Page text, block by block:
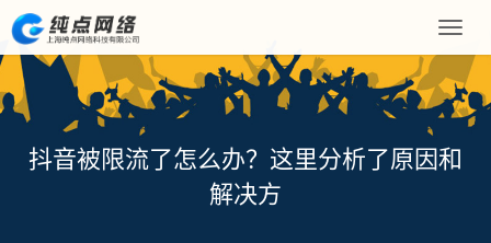
Toggle
抖音被限流了怎么办？这里分析了原因和
解决方